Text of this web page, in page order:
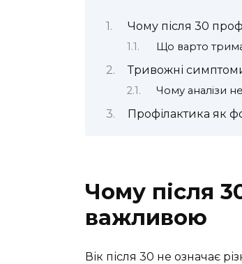
Чому після 30
Що варто
Тривожні
Чому аналізи
Профілактика як
Чому після
важливою
Вік після 30 не означає